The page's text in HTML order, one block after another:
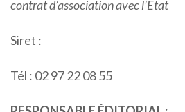
contrat d’association avec l’Etat
Siret :
Tél : 02 97 22 08 55